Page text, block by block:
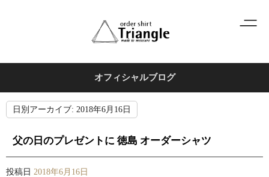
オフィシャルブログ
日別アーカイブ: 2018年6月16日
父の日のプレゼントに 徳島 オーダーシャツ
投稿日 2018年6月16日